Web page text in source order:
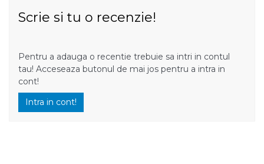
Scrie si tu o recenzie!
Pentru a adauga o recentie trebuie sa intri in contul
tau! Acceseaza butonul de mai jos pentru a intra in
cont!
Intra in cont!